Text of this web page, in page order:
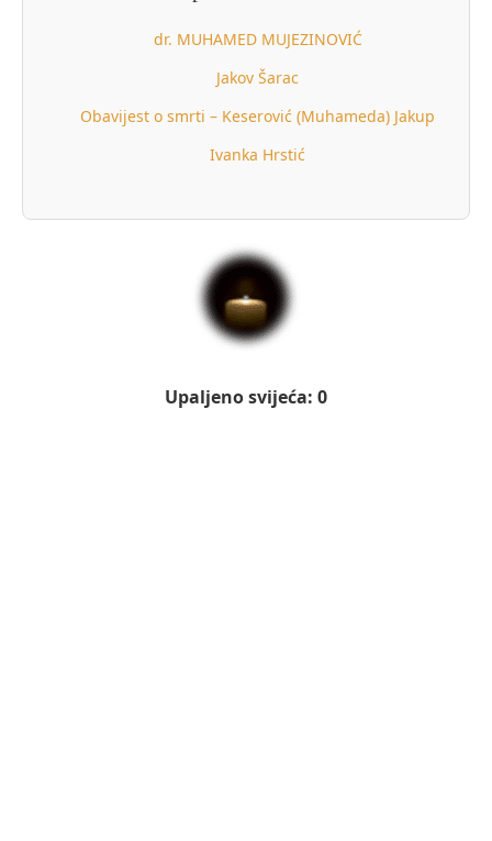
dr. MUHAMED MUJEZINOVIĆ
Jakov Šarac
Obavijest o smrti – Keserović (Muhameda) Jakup
Ivanka Hrstić
Upaljeno svijeća: 0